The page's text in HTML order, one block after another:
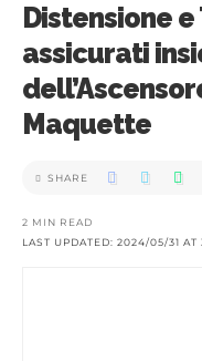
Distensione
assicurati
Maquette
LAST UPDATED: 2024/05/31 AT
2 MIN READ
SHARE